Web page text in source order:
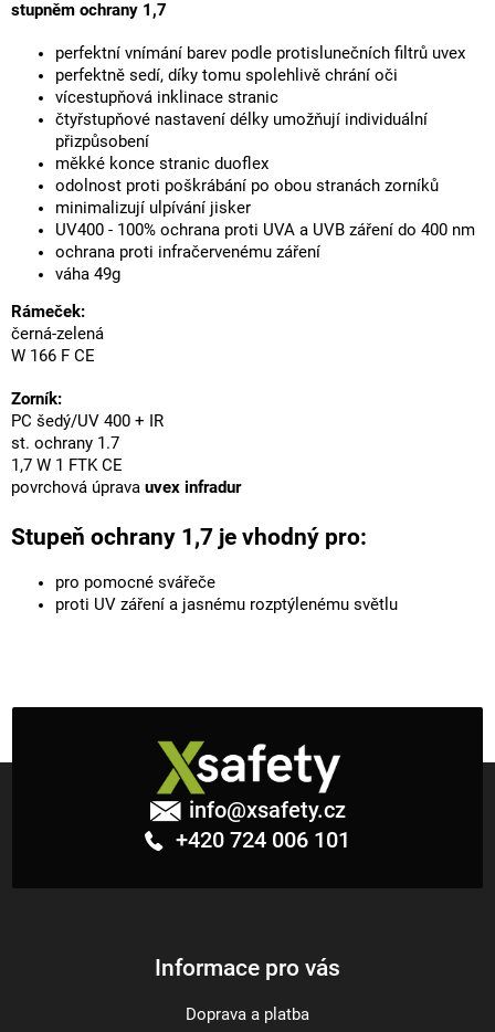
stupněm ochrany 1,7
perfektní vnímání barev podle protislunečních filtrů uvex
perfektně sedí, díky tomu spolehlivě chrání oči
vícestupňová inklinace stranic
čtyřstupňové nastavení délky umožňují individuální
přizpůsobení
měkké konce stranic duoflex
odolnost proti poškrábání po obou stranách zorníků
minimalizují ulpívání jisker
UV400 - 100% ochrana proti UVA a UVB záření do 400 nm
ochrana proti infračervenému záření
váha 49g
Rámeček:
černá-zelená
W 166 F CE
Zorník:
PC šedý/UV 400 + IR
st. ochrany 1.7
1,7 W 1 FTK CE
povrchová úprava uvex infradur
Stupeň ochrany 1,7 je vhodný pro:
pro pomocné svářeče
proti UV záření a jasnému rozptýlenému světlu
info@xsafety.cz
+420 724 006 101
Informace pro vás
Doprava a platba